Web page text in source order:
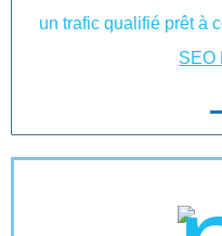
un trafic qualifié prêt à
SEO